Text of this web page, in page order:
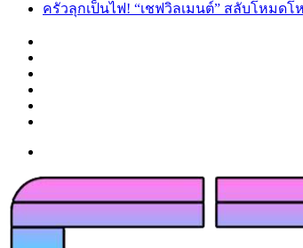
ครัวลุกเป็นไฟ! “เชฟวิลเมนต์” สลับโหมด